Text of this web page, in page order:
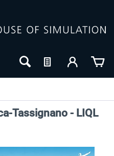
Tassignano - LIQL